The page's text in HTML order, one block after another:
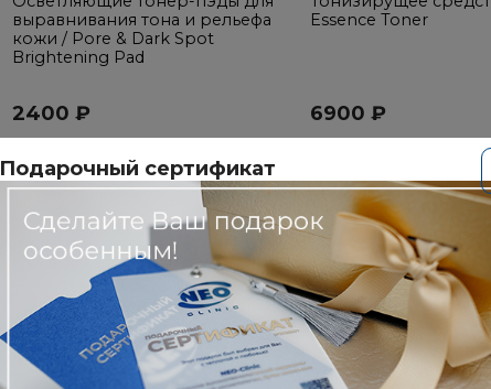
выравнивания тона и рельефа
кожи / Pore & Dark Spot
Brightening Pad
2400 ₽
Essence Toner
6900 ₽
Подарочный сертификат